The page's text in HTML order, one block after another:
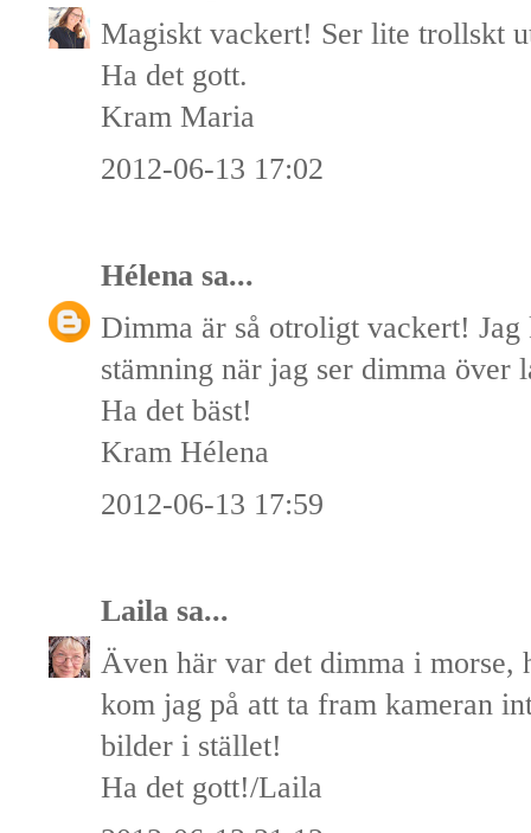
Magiskt vackert! Ser lite trollskt
Ha det gott.
Kram Maria
2012-06-13 17:02
Hélena sa...
Dimma är så otroligt vackert!
stämning när jag ser dimma över
Ha det bäst!
Kram Hélena
2012-06-13 17:59
Laila sa...
Även här var det dimma i morse,
kom jag på att ta fram kameran
bilder i stället!
Ha det gott!/Laila